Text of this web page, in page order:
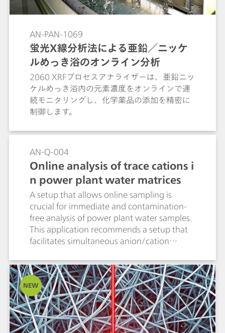
プロセスアナライザーが、インライン前濃縮
およびインラインマトリックス除去機能と組
ンを1回の注入で分析でき、自動化された試料
前処理により、正確かつ信頼性の高い測定が
容易になります。
AN-PAN-1069
蛍光X線分析法による亜鉛／ニッケ
ルめっき浴のオンライン分析
2060 XRFプロセスアナライザーは、亜鉛ニッ
ケルめっき浴内の元素濃度をオンラインで連
続モニタリングし、化学薬品の添加を精密に
制御します。
AN-Q-004
Online analysis of trace cations i
n power plant water matrices
A setup that allows online sampling is
crucial for immediate and contamination-
free analysis of power plant water samples.
This application recommends a setup that
facilitates simultaneous anion/cation
preparation combines variable
preconcentration (MiPCT) and calibration
with a single multi-ion standard. AN-Q-005
shows the respective anion results.
NEW